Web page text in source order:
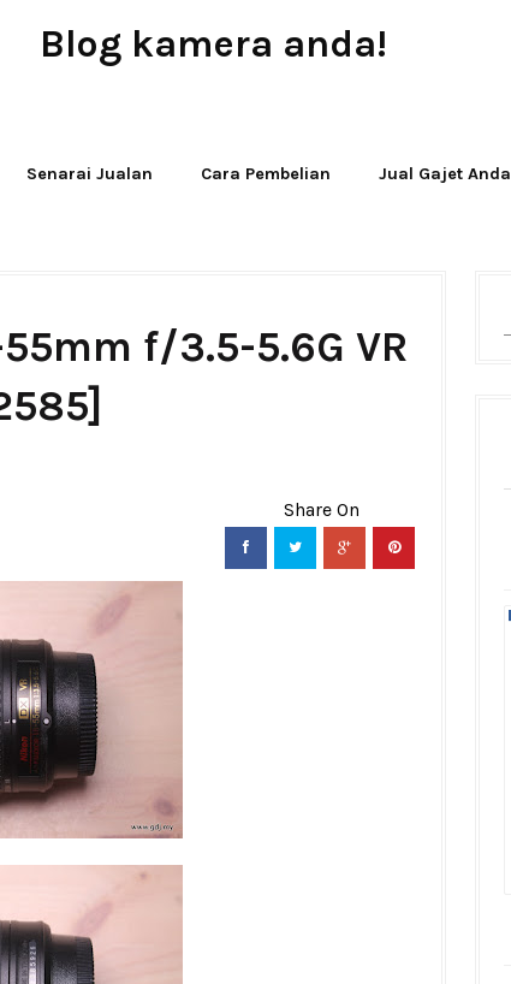
Blog kamera anda!
Senarai Jualan Cara Pembelian Jual Gajet Anda
55mm f/3.5-5.6G VR